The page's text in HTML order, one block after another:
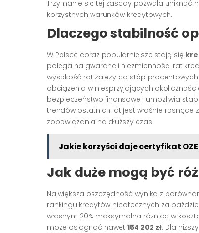
Trzymanie się tej zasady pozwala uniknąć
korzystnych warunków kredytowych.
Dlaczego stabilność
W Polsce coraz popularniejsze stają się
polega na gwarancji niezmienności rat
wysokość rat zależy od stóp
obciążenia w niesprzyjających
bezpieczeństwo finansowe i umożliwia
trendów ostatnich lat jest właśnie
zobowiązania na dłuższy czas.
Jakie korzyści daje certyfikat
Jak duże mogą być
Największa oszczędność wynika z
rankingu kredytów hipotecznych za
własnym 20% maksymalna różnica w
może osiągnąć nawet 154 202 zł. Dla